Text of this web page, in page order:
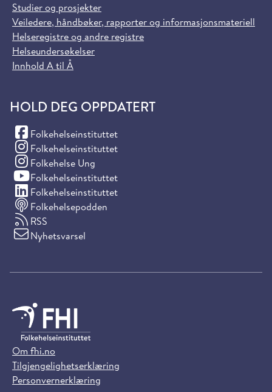
Studier og prosjekter
Veiledere, håndbøker, rapporter og informasjonsmateriell
Helseregistre og andre registre
Helseundersøkelser
Innhold A til Å
HOLD DEG OPPDATERT
Folkehelseinstituttet
(Facebook)
Folkehelseinstituttet
(Instagram)
Folkehelse Ung
(Instagram)
Folkehelseinstituttet
(YouTube)
Folkehelseinstituttet
(LinkedIn)
Folkehelsepodden
RSS
Nyhetsvarsel
Om fhi.no
Tilgjengelighetserklæring
Personvernerklæring